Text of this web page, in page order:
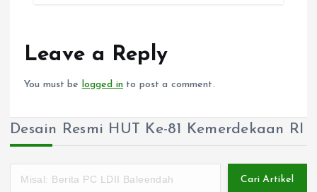
Leave a Reply
You must be logged in to post a comment.
Desain Resmi HUT Ke-81 Kemerdekaan RI
Cari Artikel